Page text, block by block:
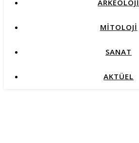
ARKEOLOJİ
MİTOLOJİ
SANAT
AKTÜEL